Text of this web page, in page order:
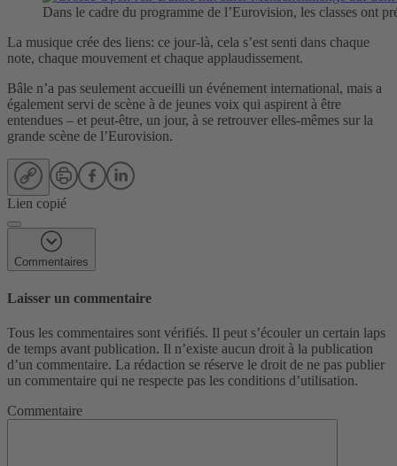
Dans le cadre du programme de l’Eurovision, les classes ont
La musique crée des liens: ce jour-là, cela s’est senti dans chaque
note, chaque mouvement et chaque applaudissement.
Bâle n’a pas seulement accueilli un événement international, mais a
également servi de scène à de jeunes voix qui aspirent à être
entendues – et peut-être, un jour, à se retrouver elles-mêmes sur la
grande scène de l’Eurovision.
Lien copié
Commentaires
Laisser un commentaire
Tous les commentaires sont vérifiés. Il peut s’écouler un certain laps
de temps avant publication. Il n’existe aucun droit à la publication
d’un commentaire. La rédaction se réserve le droit de ne pas publier
un commentaire qui ne respecte pas les conditions d’utilisation.
Commentaire